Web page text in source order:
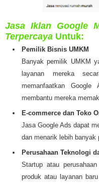
Jasa Iklan Google
Terpercaya Untuk:
Pemilik Bisnis UMKM
Banyak pemilik UMKM
layanan mereka
memanfaatkan
membantu mereka
E-commerce dan Toko
Jasa Google Ads dapat
dan menarik lebih banyak
Perusahaan Teknologi
Startup atau
produk atau layanan